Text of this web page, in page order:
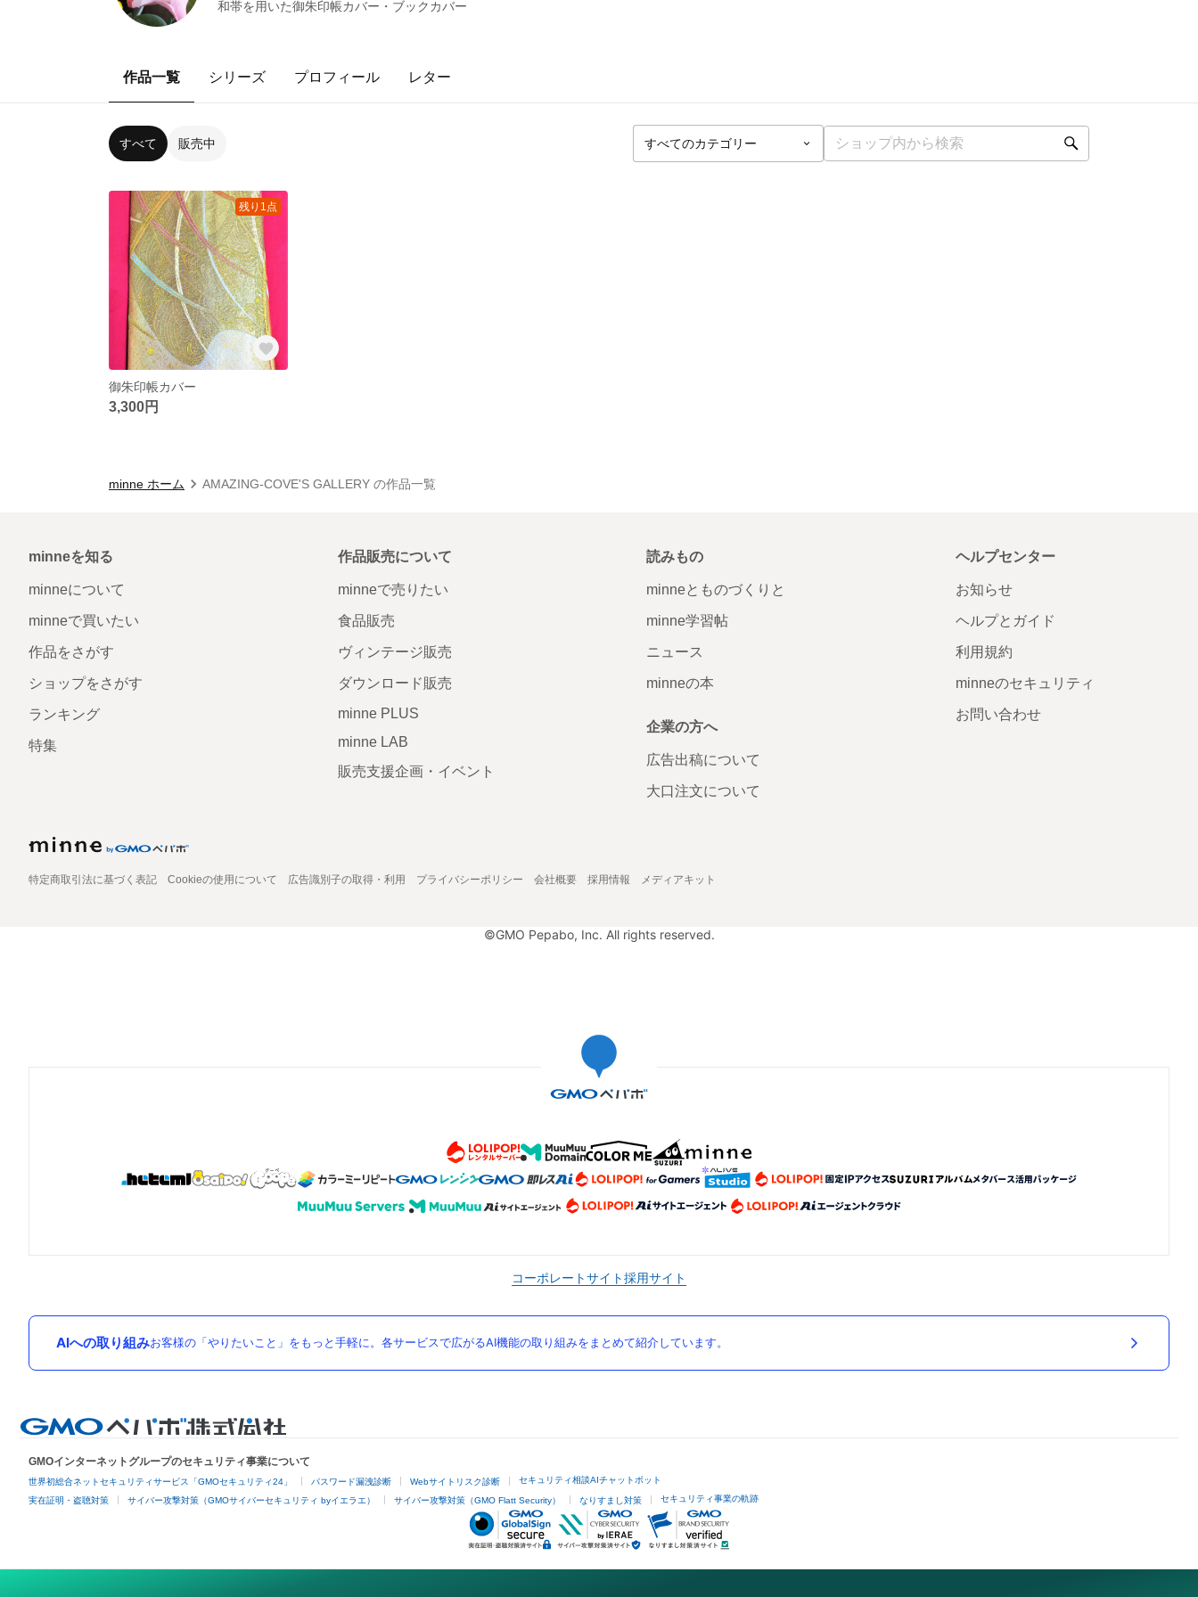
和帯を用いた御朱印帳カバー・ブックカバー
作品一覧 シリーズ プロフィール レター
すべて 販売中
残り1点
御朱印帳カバー
3,300円
minne ホーム AMAZING-COVE'S GALLERY の作品一覧
minneを知る
minneについて
minneで買いたい
作品をさがす
ショップをさがす
ランキング
特集
作品販売について
minneで売りたい
食品販売
ヴィンテージ販売
ダウンロード販売
minne PLUS
minne LAB
販売支援企画・イベント
読みもの
minneとものづくりと
minne学習帖
ニュース
minneの本
企業の方へ
広告出稿について
大口注文について
ヘルプセンター
お知らせ
ヘルプとガイド
利用規約
minneのセキュリティ
お問い合わせ
特定商取引法に基づく表記 Cookieの使用について 広告識別子の取得・利用 プライバシーポリシー 会社概要 採用情報 メディアキット
©GMO Pepabo, Inc. All rights reserved.
コーポレートサイト採用サイト
AIへの取り組みお客様の「やりたいこと」をもっと手軽に。各サービスで広がるAI機能の取り組みをまとめて紹介しています。
GMOインターネットグループのセキュリティ事業について
世界初総合ネットセキュリティサービス「GMOセキュリティ24」 パスワード漏洩診断 Webサイトリスク診断 セキュリティ相談AIチャットボット
実在証明・盗聴対策 サイバー攻撃対策（GMOサイバーセキュリティ byイエラエ） サイバー攻撃対策（GMO Flatt Security） なりすまし対策 セキュリティ事業の軌跡